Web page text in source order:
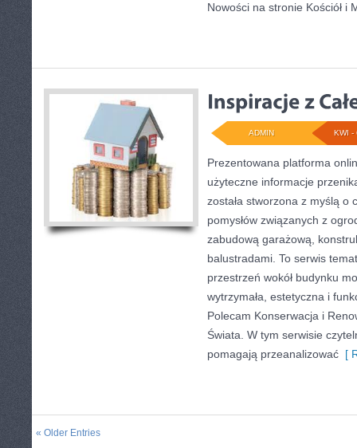
Nowości na stronie Kościół i
KWI -
ADMIN
Prezentowana platforma
użyteczne informacje
została stworzona z myślą o
pomysłów związanych z
zabudową garażową,
balustradami. To serwis
przestrzeń wokół budynku
wytrzymała, estetyczna i
Polecam Konserwacja i
Świata. W tym serwisie
pomagają przeanalizować [
« Older Entries